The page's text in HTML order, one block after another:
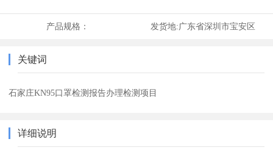
产品规格： 发货地:广东省深圳市宝安区
关键词
石家庄KN95口罩检测报告办理检测项目
详细说明